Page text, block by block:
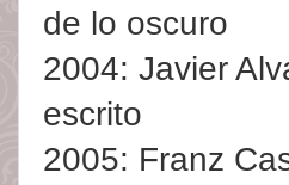
de lo oscuro
2004: Javier
escrito
2005: Franz